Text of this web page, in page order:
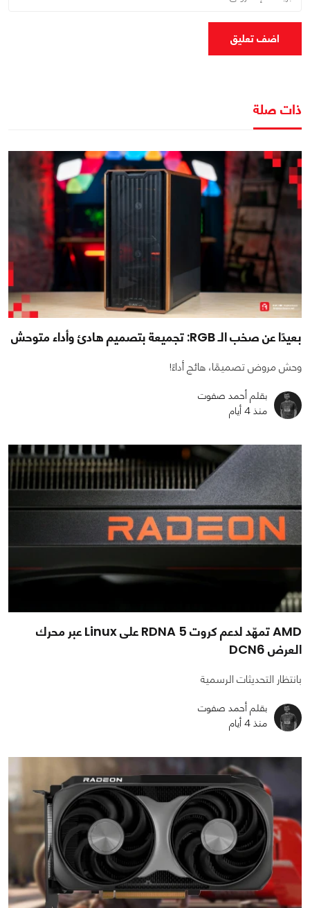
اضف تعليق
ذات صلة
بعيدًا عن صخب الـ RGB: تجميعة بتصميم هادئ وأداء متوحش
وحش مروض تصميمًا، هائج أداءً!
بقلم أحمد صفوت
منذ 4 أيام
AMD تمهّد لدعم كروت RDNA 5 على Linux عبر محرك
العرض DCN6
بانتظار التحديثات الرسمية
بقلم أحمد صفوت
منذ 4 أيام